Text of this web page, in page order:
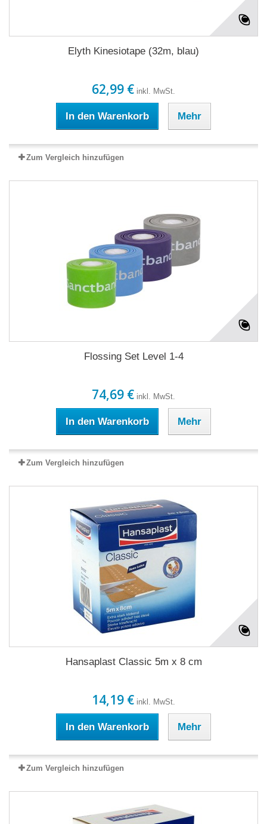
Elyth Kinesiotape (32m, blau)
62,99 € inkl. MwSt.
In den Warenkorb Mehr
Zum Vergleich hinzufügen
Flossing Set Level 1-4
74,69 € inkl. MwSt.
In den Warenkorb Mehr
Zum Vergleich hinzufügen
Hansaplast Classic 5m x 8 cm
14,19 € inkl. MwSt.
In den Warenkorb Mehr
Zum Vergleich hinzufügen